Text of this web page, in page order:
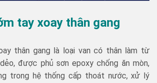
tay xoay thân gang
thân gang là loại van có thân làm từ
được phủ sơn epoxy chống ăn mòn,
trong hệ thống cấp thoát nước, xử lý